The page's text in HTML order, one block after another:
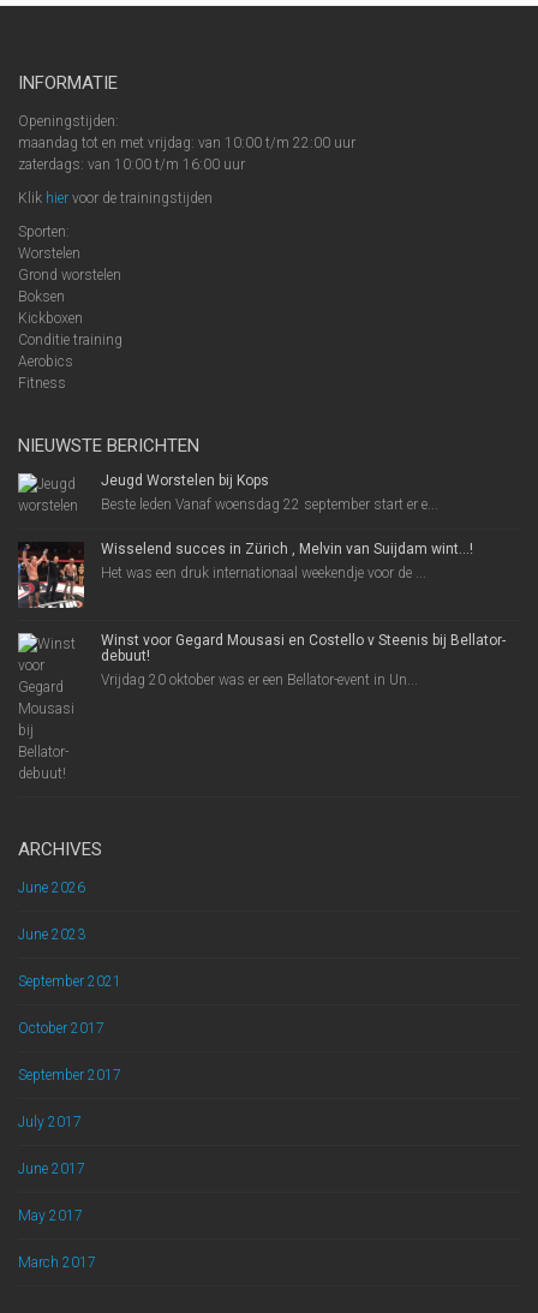
INFORMATIE
Openingstijden:
maandag tot en met vrijdag: van 10:00 t/m 22:00 uur
zaterdags: van 10:00 t/m 16:00 uur
Klik hier voor de trainingstijden
Sporten:
Worstelen
Grond worstelen
Boksen
Kickboxen
Conditie training
Aerobics
Fitness
NIEUWSTE BERICHTEN
Jeugd Worstelen bij Kops
Beste leden Vanaf woensdag 22 september start er e...
Wisselend succes in Zürich , Melvin van Suijdam wint…!
Het was een druk internationaal weekendje voor de ...
Winst voor Gegard Mousasi en Costello v Steenis bij Bellator-
debuut!
Vrijdag 20 oktober was er een Bellator-event in Un...
ARCHIVES
June 2026
June 2023
September 2021
October 2017
September 2017
July 2017
June 2017
May 2017
March 2017